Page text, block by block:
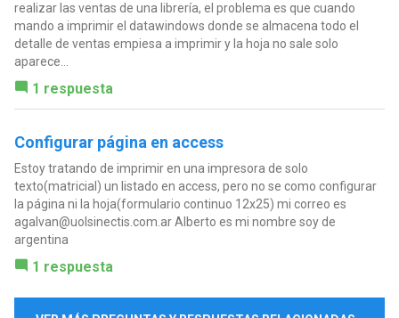
realizar las ventas de una librería, el problema es que cuando
mando a imprimir el datawindows donde se almacena todo el
detalle de ventas empiesa a imprimir y la hoja no sale solo
aparece...
1 respuesta
Configurar página en access
Estoy tratando de imprimir en una impresora de solo
texto(matricial) un listado en access, pero no se como configurar
la página ni la hoja(formulario continuo 12x25) mi correo es
agalvan@uolsinectis.com.arAlberto es mi nombre soy de
argentina
1 respuesta